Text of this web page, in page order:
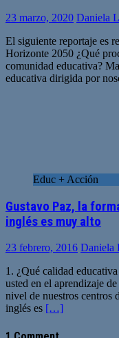
23 marzo, 2020 Daniela
El siguiente reportaje es
Horizonte 2050 ¿Qué
comunidad educativa?
educativa dirigida por
Educ + Acción
Gustavo Paz, la
inglés es muy alto
23 febrero, 2016 Daniela
1. ¿Qué calidad
usted en el aprendizaje
nivel de nuestros centros
inglés es […]